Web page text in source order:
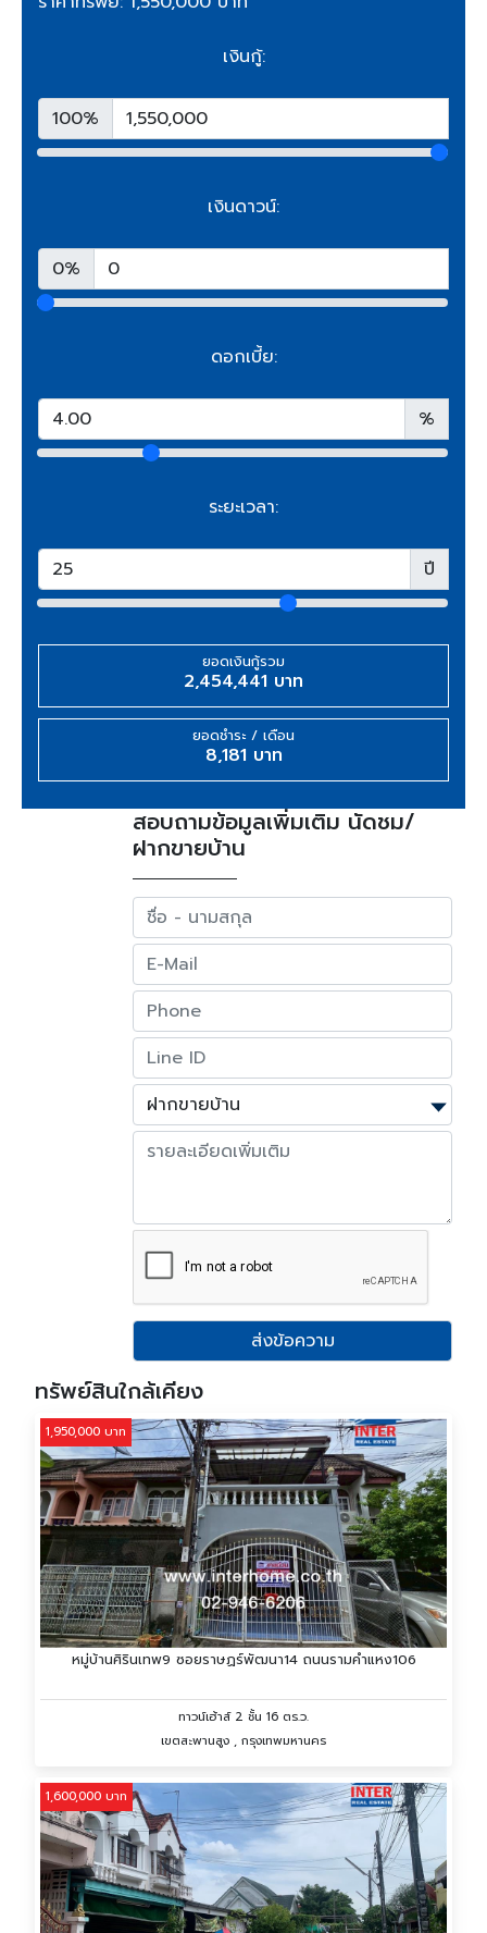
เงินกู้:
100%
เงินดาวน์:
0%
ดอกเบี้ย:
%
ระยะเวลา:
ปี
ยอดเงินกู้รวม
2,454,441 บาท
ยอดชำระ / เดือน
8,181 บาท
สอบถามข้อมูลเพิ่มเติม นัดชม/
ฝากขายบ้าน
ส่งข้อความ
ทรัพย์สินใกล้เคียง
1,950,000 บาท
หมู่บ้านศิรินเทพ9 ซอยราษฏร์พัฒนา14 ถนนรามคำแหง106
ทาวน์เฮ้าส์ 2 ชั้น 16 ตร.ว.
เขตสะพานสูง , กรุงเทพมหานคร
1,600,000 บาท